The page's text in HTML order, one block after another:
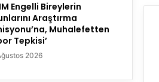
Engelli Bireylerin
Araştırma
Muhalefetten
Tepkisi’
2026